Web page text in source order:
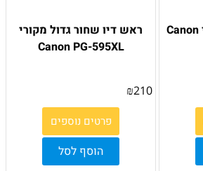
ראש דיו שחור מקורי Canon
ראש דיו שחור גדול מקורי
Canon PG-595XL
₪210
פרטים נוספים
הוסף לסל